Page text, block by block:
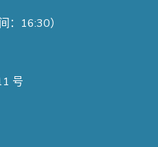
：16:30）
号